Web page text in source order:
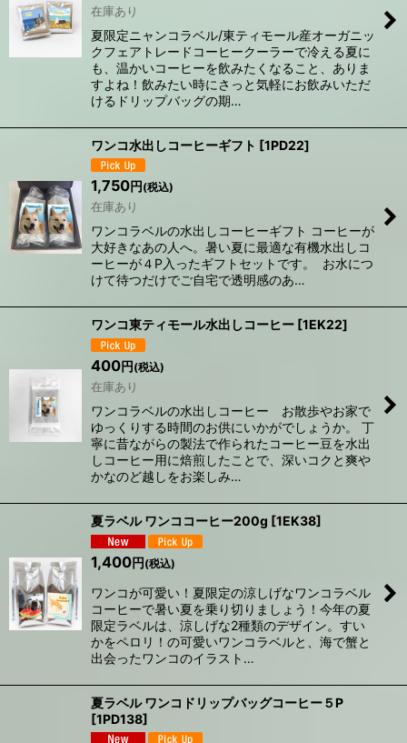
在庫あり
夏限定ニャンコラベル/東ティモール産オーガニッ
クフェアトレードコーヒークーラーで冷える夏に
も、温かいコーヒーを飲みたくなること、ありま
すよね！飲みたい時にさっと気軽にお飲みいただ
けるドリップバッグの期…
ワンコ水出しコーヒーギフト [1PD22]
1,750円 (税込)
在庫あり
ワンコラベルの水出しコーヒーギフト コーヒーが
大好きなあの人へ。暑い夏に最適な有機水出しコ
ーヒーが４P入ったギフトセットです。 お水につ
けて待つだけでご自宅で透明感のあ…
ワンコ東ティモール水出しコーヒー [1EK22]
400円 (税込)
在庫あり
ワンコラベルの水出しコーヒー お散歩やお家で
ゆっくりする時間のお供にいかがでしょうか。 丁
寧に昔ながらの製法で作られたコーヒー豆を水出
しコーヒー用に焙煎したことで、深いコクと爽や
かなのど越しをお楽しみ…
夏ラベル ワンココーヒー200g [1EK38]
1,400円 (税込)
ワンコが可愛い！夏限定の涼しげなワンコラベル
コーヒーで暑い夏を乗り切りましょう！今年の夏
限定ラベルは、涼しげな2種類のデザイン。すい
かをペロリ！の可愛いワンコラベルと、海で蟹と
出会ったワンコのイラスト…
夏ラベル ワンコドリップバッグコーヒー５P
[1PD138]